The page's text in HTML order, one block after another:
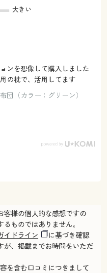
大きい
ンを想像して購入しました
の枕で、活用してます
団（カラー：グリーン）
様の個人的な感想ですの
ものではありません。
イドライン
に基づき確認
が、掲載までお時間をいただ
を含む口コミにつきまして